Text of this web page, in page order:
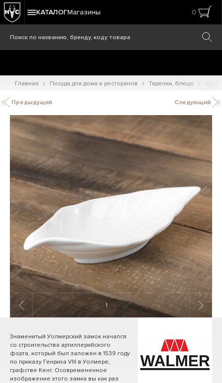
КАТАЛОГМагазины 0
Главная Посуда для дома и ресторанов Тарелки, блюда
Предыдущий Следующий
1 / 6
Знаменитый Уолмерский замок начался
со строительства артиллерийского
форта, который был заложен в 1539 году
по приказу Генриха VIII в Уолмере,
графстве Кент. Осовремененное
изображение этого замка вы как раз